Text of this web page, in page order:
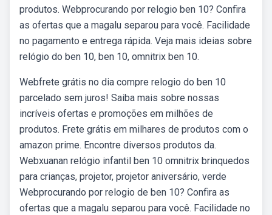
produtos. Webprocurando por relogio ben 10? Confira
as ofertas que a magalu separou para você. Facilidade
no pagamento e entrega rápida. Veja mais ideias sobre
relógio do ben 10, ben 10, omnitrix ben 10.
Webfrete grátis no dia compre relogio do ben 10
parcelado sem juros! Saiba mais sobre nossas
incríveis ofertas e promoções em milhões de
produtos. Frete grátis em milhares de produtos com o
amazon prime. Encontre diversos produtos da.
Webxuanan relógio infantil ben 10 omnitrix brinquedos
para crianças, projetor, projetor aniversário, verde
Webprocurando por relogio de ben 10? Confira as
ofertas que a magalu separou para você. Facilidade no